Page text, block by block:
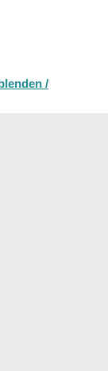
/